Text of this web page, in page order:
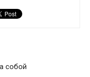
собой